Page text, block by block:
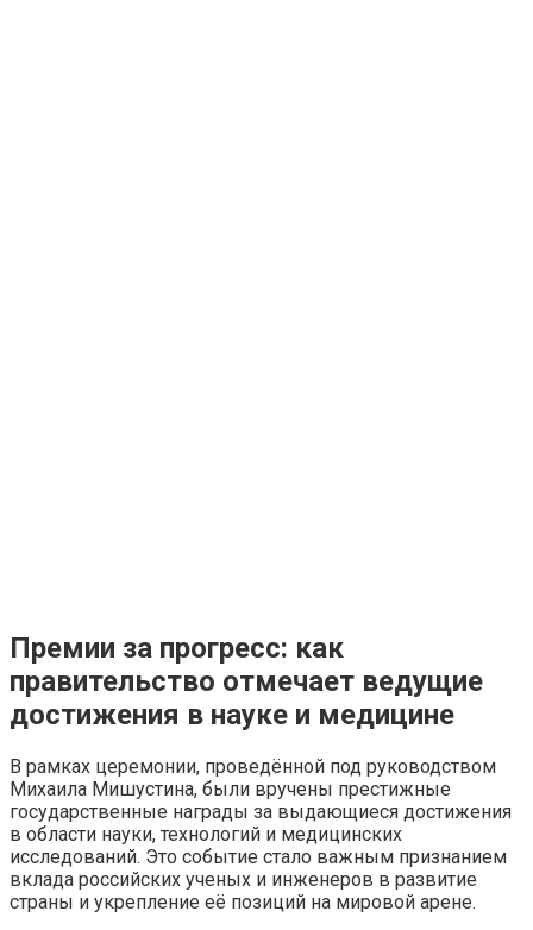
Премии за прогресс: как
правительство отмечает ведущие
достижения в науке и медицине
В рамках церемонии, проведённой под руководством
Михаила Мишустина, были вручены престижные
государственные награды за выдающиеся достижения
в области науки, технологий и медицинских
исследований. Это событие стало важным признанием
вклада российских ученых и инженеров в развитие
страны и укрепление её позиций на мировой арене.